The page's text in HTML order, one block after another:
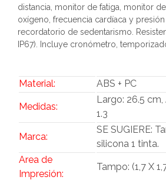
distancia, monitor de fatiga, monitor
oxígeno, frecuencia cardíaca y presión
recordatorio de sedentarismo.
IP67). Incluye cronómetro,
Material: ABS + PC
Medidas:
Largo: 26.5
1.3
Marca:
SE SUGIERE:
silicona 1 tinta.
Area de
Impresión:
Tampo: (1,7 X